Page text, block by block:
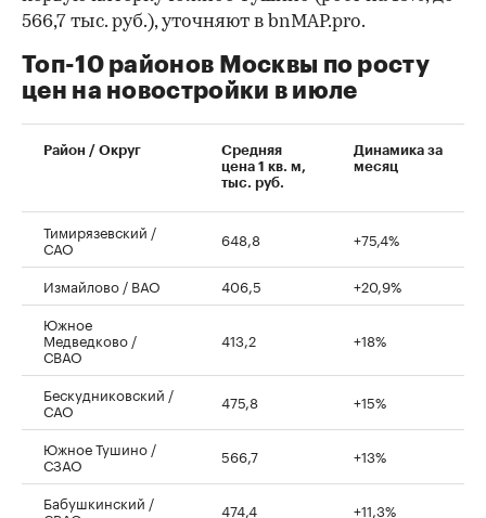
00:00 / 00:00
566,7 тыс. руб.), уточняют в bnMAP.pro.
Топ-10 районов Москвы по росту
цен на новостройки в июле
Район / Округ
Средняя
цена 1 кв. м,
тыс. руб.
Динамика за
месяц
Тимирязевский /
САО 648,8 +75,4%
Измайлово / ВАО 406,5
+20,9%
Южное
Медведково /
СВАО
413,2 +18%
Бескудниковский /
САО 475,8 +15%
Южное Тушино /
СЗАО 566,7 +13%
Бабушкинский / 474,4 +11,3%